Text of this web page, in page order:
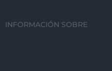
INFORMACIÓN SOBRE